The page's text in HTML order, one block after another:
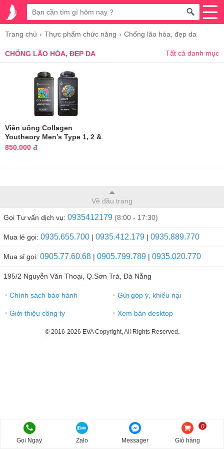
Trang chủ Thực phẩm chức năng Chống lão hóa, đẹp da
CHỐNG LÃO HÓA, ĐẸP DA Tất cả danh mục
Viên uống Collagen
Youtheory Men’s Type 1, 2 &
3 dành cho nam 390
850.000 đ
Về đầu trang
Gọi Tư vấn dịch vụ: 0935412179 (8:00 - 17:30)
Mua lẻ gọi: 0935.655.700 | 0935.412.179 | 0935.889.770
Mua sỉ gọi: 0905.77.60.68 | 0905.799.789 | 0935.020.770
195/2 Nguyễn Văn Thoại, Q.Sơn Trà, Đà Nẵng
● Chính sách bảo hành ● Gửi góp ý, khiếu nại
● Giới thiệu công ty ● Xem bản desktop
© 2016-2026 EVA Copyright, All Rights Reserved.
Gọi Ngay Zalo Messager Giỏ hàng
0